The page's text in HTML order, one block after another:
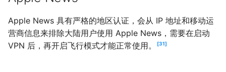
Apple News 具有严格的地区认证，会从 IP 地址和移动运
营商信息来排除大陆用户使用 Apple News，需要在启动
VPN 后，再开启飞行模式才能正常使用。
31